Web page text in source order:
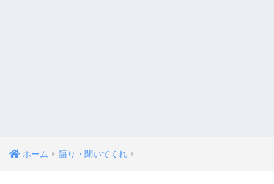
ホーム 語り・聞いてくれ